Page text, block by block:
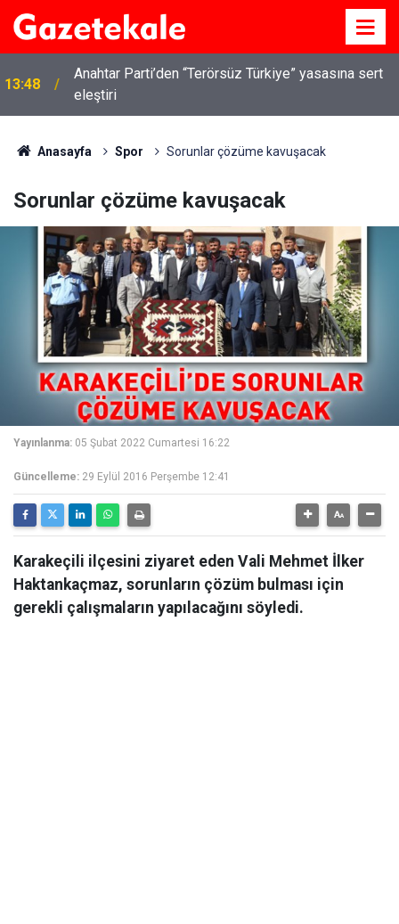
13:48
Anahtar Parti’den “Terörsüz Türkiye” yasasına sert
eleştiri
Anasayfa Spor Sorunlar çözüme kavuşacak
Sorunlar çözüme kavuşacak
Yayınlanma: 05 Şubat 2022 Cumartesi 16:22
Güncelleme: 29 Eylül 2016 Perşembe 12:41
Karakeçili ilçesini ziyaret eden Vali Mehmet İlker
Haktankaçmaz, sorunların çözüm bulması için
gerekli çalışmaların yapılacağını söyledi.